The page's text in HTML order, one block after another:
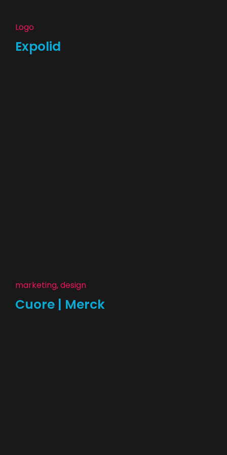
Logo
Expolid
marketing, design
Cuore | Merck